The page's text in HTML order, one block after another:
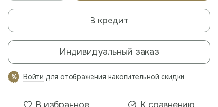
В кредит
Индивидуальный заказ
% Войти для отображения накопительной скидки
В избранное К сравнению